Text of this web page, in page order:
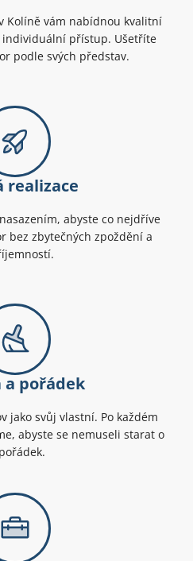
Kolíně vám nabídnou kvalitní
individuální přístup. Ušetříte
podle svých představ.
realizace
abyste co nejdříve
bez zbytečných zpoždění a
a pořádek
jako svůj vlastní. Po každém
abyste se nemuseli starat o